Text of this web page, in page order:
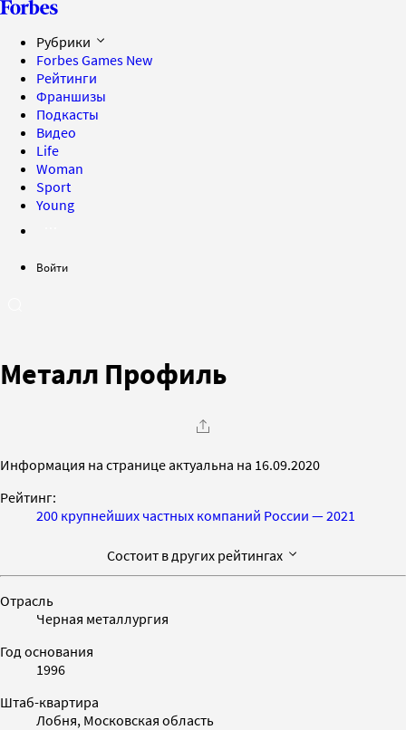
Рубрики
Forbes Games New
Рейтинги
Франшизы
Подкасты
Видео
Life
Woman
Sport
Young
Войти
Металл Профиль
Информация на странице актуальна на 16.09.2020
Рейтинг:
200 крупнейших частных компаний России — 2021
Состоит в других рейтингах
Отрасль
Черная металлургия
Год основания
1996
Штаб-квартира
Лобня, Московская область